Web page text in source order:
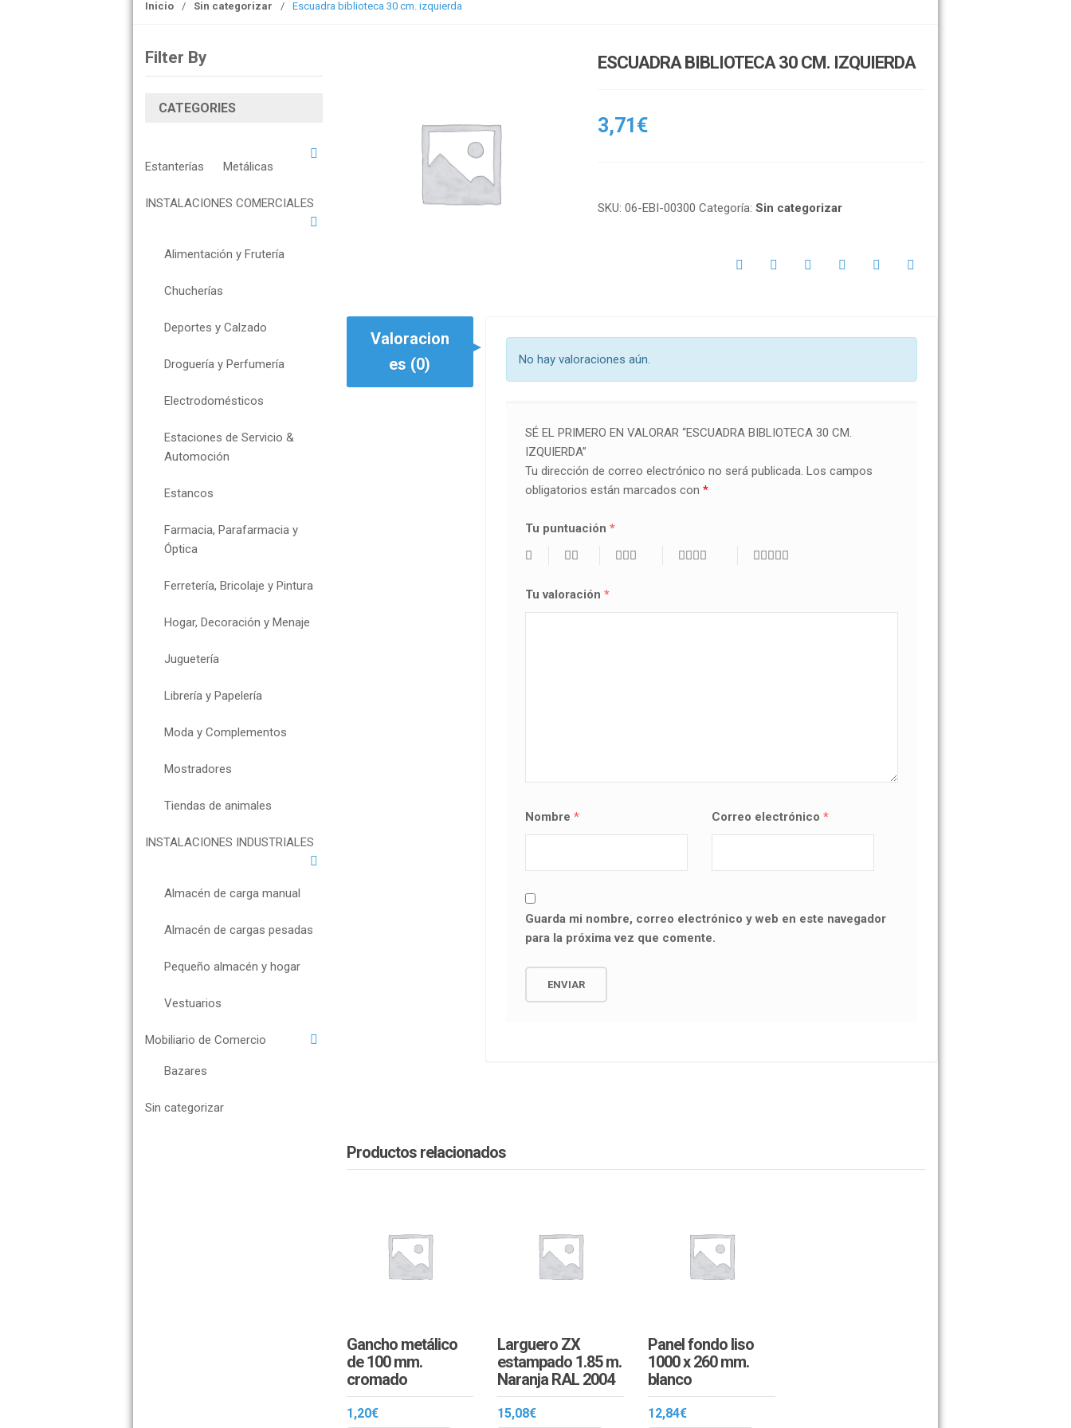
Inicio / Sin categorizar / Escuadra biblioteca 30 cm. izquierda
ESCUADRA BIBLIOTECA 30 CM. IZQUIERDA
3,71 €
SKU:06-EBI-00300 Categoría:Sin categorizar
Valoracion
es (0)
No hay valoraciones aún.
SÉ EL PRIMERO EN VALORAR “ESCUADRA BIBLIOTECA 30 CM.
IZQUIERDA”
Tu dirección de correo electrónico no será publicada. Los campos
obligatorios están marcados con*
Tu puntuación*
Tu valoración*
Nombre* Correo electrónico *
Guarda mi nombre, correo electrónico y web en este navegador
para la próxima vez que comente.
Productos relacionados
Gancho metálico
de 100 mm.
cromado
1,20€
Larguero ZX
estampado 1.85 m.
Naranja RAL 2004
15,08€
Panel fondo liso
1000 x 260 mm.
blanco
12,84€
Filter By
CATEGORIES
Estanterías Metálicas
INSTALACIONES COMERCIALES
Alimentación y Frutería
Chucherías
Deportes y Calzado
Droguería y Perfumería
Electrodomésticos
Estaciones de Servicio &
Automoción
Estancos
Farmacia, Parafarmacia y
Óptica
Ferretería, Bricolaje y Pintura
Hogar, Decoración y Menaje
Juguetería
Librería y Papelería
Moda y Complementos
Mostradores
Tiendas de animales
INSTALACIONES INDUSTRIALES
Almacén de carga manual
Almacén de cargas pesadas
Pequeño almacén y hogar
Vestuarios
Mobiliario de Comercio
Bazares
Sin categorizar